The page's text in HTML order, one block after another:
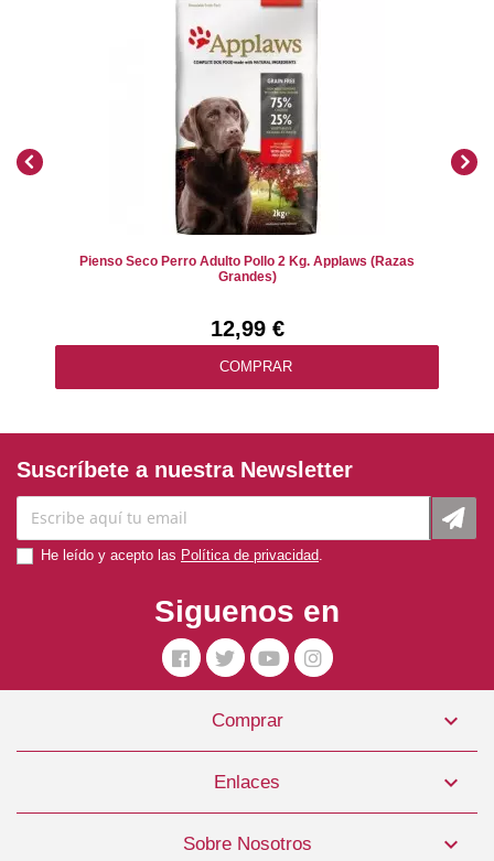
Pienso Seco Perro Adulto Pollo 2 Kg. Applaws (razas
Grandes)
12,99 €
COMPRAR
Royal Canin Pienso Perro Maxi Digestive Care10kg
49,99 €
COMPRAR
Suscríbete a nuestra Newsletter
He leído y acepto las Política de privacidad
Siguenos en
Comprar 
Enlaces 
Sobre Nosotros 